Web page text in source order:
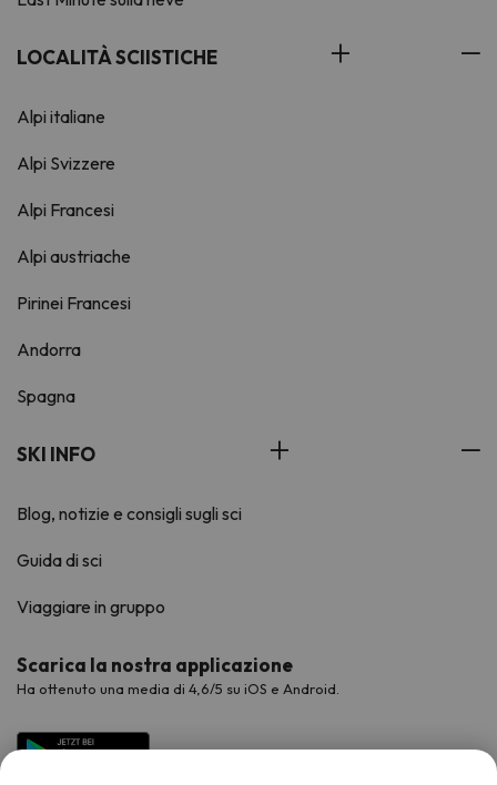
LOCALITÀ SCIISTICHE
Alpi italiane
Alpi Svizzere
Alpi Francesi
Alpi austriache
Pirinei Francesi
Andorra
Spagna
SKI INFO
Blog, notizie e consigli sugli sci
Guida di sci
Viaggiare in gruppo
Scarica la nostra applicazione
Ha ottenuto una media di 4,6/5 su iOS e Android.